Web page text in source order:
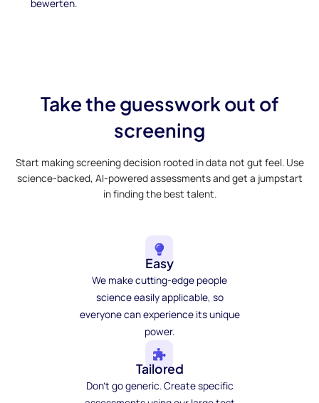
bewerten.
Take the guesswork out of
screening
Start making screening decision rooted in data not gut feel. Use
science-backed, AI-powered assessments and get a jumpstart
in finding the best talent.
Easy
We make cutting-edge people
science easily applicable, so
everyone can experience its unique
power.
Tailored
Don't go generic. Create specific